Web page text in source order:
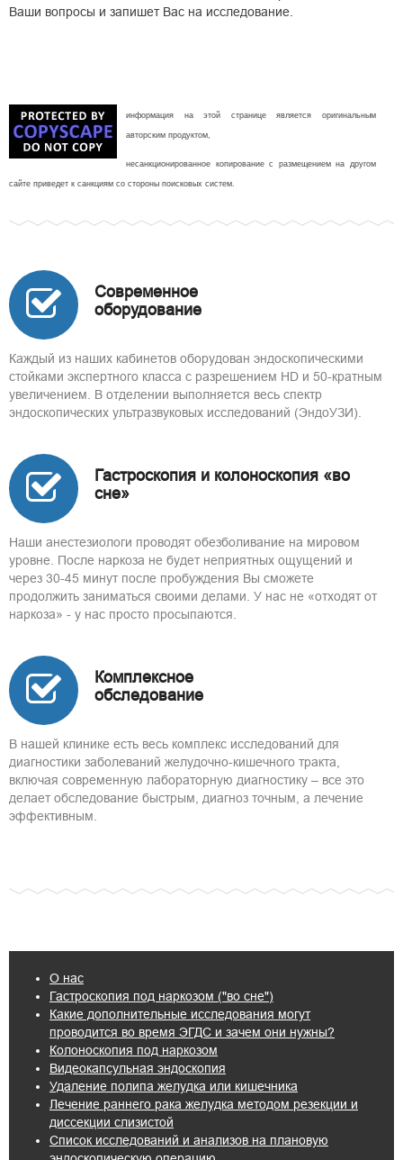
Ваши вопросы и запишет Вас на исследование.
информация на этой странице является оригинальным
авторским продуктом,
несанкционированное копирование с размещением на другом
сайте приведет к санкциям со стороны поисковых систем.
Современное
оборудование
Каждый из наших кабинетов оборудован эндоскопическими
стойками экспертного класса с разрешением HD и 50-кратным
увеличением. В отделении выполняется весь спектр
эндоскопических ультразвуковых исследований (ЭндоУЗИ).
Гастроскопия и колоноскопия «во
сне»
Наши анестезиологи проводят обезболивание на мировом
уровне. После наркоза не будет неприятных ощущений и
через 30-45 минут после пробуждения Вы сможете
продолжить заниматься своими делами. У нас не «отходят от
наркоза» - у нас просто просыпаются.
Комплексное
обследование
В нашей клинике есть весь комплекс исследований для
диагностики заболеваний желудочно-кишечного тракта,
включая современную лабораторную диагностику – все это
делает обследование быстрым, диагноз точным, а лечение
эффективным.
О нас
Гастроскопия под наркозом ("во сне")
Какие дополнительные исследования могут
проводится во время ЭГДС и зачем они нужны?
Колоноскопия под наркозом
Видеокапсульная эндоскопия
Удаление полипа желудка или кишечника
Лечение раннего рака желудка методом резекции и
диссекции слизистой
Список исследований и анализов на плановую